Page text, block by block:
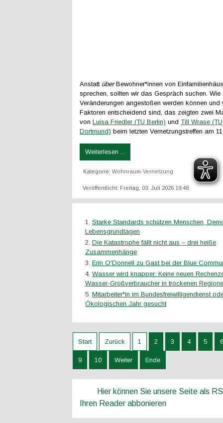
Anstatt überBewohner*innen von
sprechen, sollten wir das Gespräch suchen. Wie
Veränderungen angestoßen werden können und
Faktoren entscheidend sind, das zeigten zwei
von Luisa Friedler (TU Berlin) und Till Wrase (TU
Dortmund) beim letzten Vernetzungstreffen am
Weiterlesen ...
Kategorie: Wohnraum-Vernetzung
Veröffentlicht: Freitag, 03. Juli 2026 19:48
Starke Standards schützen Menschen,
Lebensgrundlagen
Die Katastrophe fällt nicht aus – drei heiße
Zusammenhänge
Erin O'Donnell zu Gast bei der Blue
Wasser wird knapper: Keine neuen
Wasser-Großverbraucher in trockenen
Mitarbeiter*in im Bundesfreiwilligendienst
Ökologischen Jahr gesucht
Start Zurück 1 2 3 4 5 6
9 10 Weiter Ende
Hier können Sie unsere Seite als
Ihren Reader abbonieren